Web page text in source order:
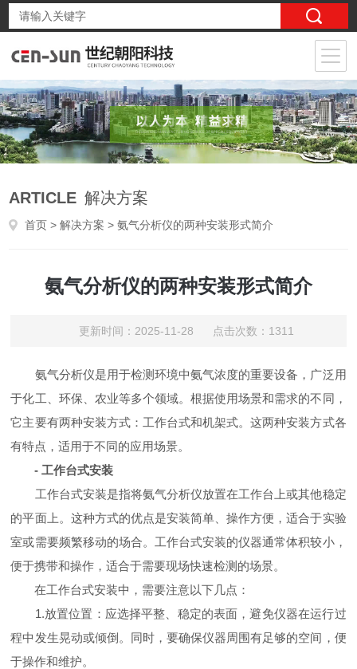
ARTICLE 解决方案
首页 >解决方案 > 氨气分析仪的两种安装形式简介
氨气分析仪的两种安装形式简介
更新时间：2025-11-28 点击次数：1311
氨气分析仪是用于检测环境中氨气浓度的重要设备，广泛用
于化工、环保、农业等多个领域。根据使用场景和需求的不同，
它主要有两种安装方式：工作台式和机架式。这两种安装方式各
有特点，适用于不同的应用场景。
- 工作台式安装
工作台式安装是指将氨气分析仪放置在工作台上或其他稳定
的平面上。这种方式的优点是安装简单、操作方便，适合于实验
室或需要频繁移动的场合。工作台式安装的仪器通常体积较小，
便于携带和操作，适合于需要现场快速检测的场景。
在工作台式安装中，需要注意以下几点：
1.放置位置：应选择平整、稳定的表面，避免仪器在运行过
程中发生晃动或倾倒。同时，要确保仪器周围有足够的空间，便
于操作和维护。